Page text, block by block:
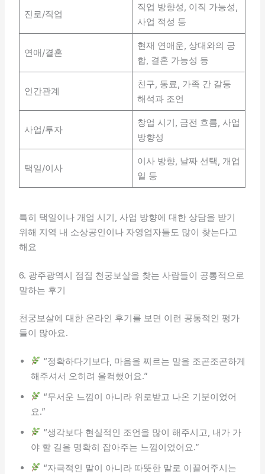
진로/직업
직업 방향성, 이직 가능성,
사업 적성 등
연애/결혼
현재 연애운, 상대와의 궁
합, 결혼 가능성 등
인간관계
친구, 동료, 가족 간 갈등
해석과 조언
사업/투자
창업 시기, 금전 흐름, 사업
방향성
택일/이사
이사 방향, 날짜 선택, 개업
일 등
특히 택일이나 개업 시기, 사업 방향에 대한 상담을 받기
위해 지역 내 소상공인이나 자영업자들도 많이 찾는다고
해요
6. 광주광역시 점집 천궁보살을 찾는 사람들이 공통적으로
말하는 후기
천궁보살에 대한 온라인 후기를 보면 이런 공통적인 평가
들이 많아요.
“정확하다기보다, 마음을 찌르는 말을 조곤조곤하게
해주셔서 오히려 울컥했어요.”
“무서운 느낌이 아니라 위로받고 나온 기분이었어
요.”
“생각보다 현실적인 조언을 많이 해주시고, 내가 가
야 할 길을 명확히 잡아주는 느낌이었어요.”
“자극적인 말이 아니라 따뜻한 말로 이끌어주시는